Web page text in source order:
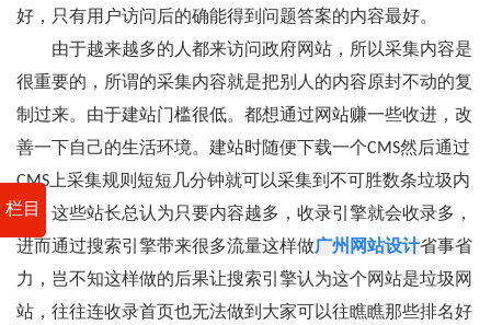
栏目
好，只有用户访问后的确能得到问题答案的内容最好。
由于越来越多的人都来访问政府网站，所以采集内容是
很重要的，所谓的采集内容就是把别人的内容原封不动的复
制过来。由于建站门槛很低。都想通过网站赚一些收进，改
善一下自己的生活环境。建站时随便下载一个CMS然后通过
CMS上采集规则短短几分钟就可以采集到不可胜数条垃圾内
容，这些站长总认为只要内容越多，收录引擎就会收录多，
进而通过搜索引擎带来很多流量这样做广州网站设计省事省
力，岂不知这样做的后果让搜索引擎认为这个网站是垃圾网
站，往往连收录首页也无法做到大家可以往瞧瞧那些排名好